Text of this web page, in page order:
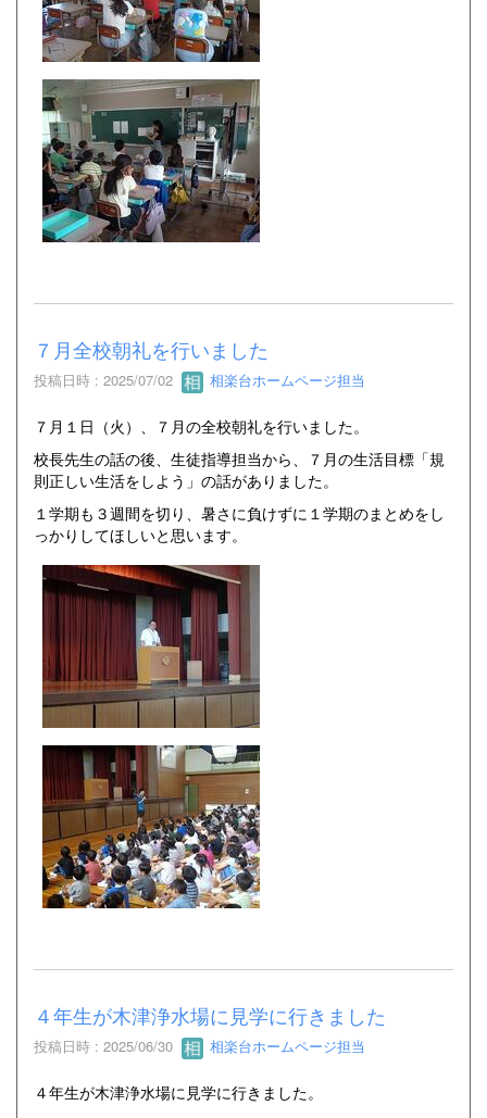
７月全校朝礼を行いました
投稿日時 : 2025/07/02 相楽台ホームページ担当
７月１日（火）、７月の全校朝礼を行いました。
校長先生の話の後、生徒指導担当から、７月の生活目標「規
則正しい生活をしよう」の話がありました。
１学期も３週間を切り、暑さに負けずに１学期のまとめをし
っかりしてほしいと思います。
４年生が木津浄水場に見学に行きました
投稿日時 : 2025/06/30 相楽台ホームページ担当
４年生が木津浄水場に見学に行きました。